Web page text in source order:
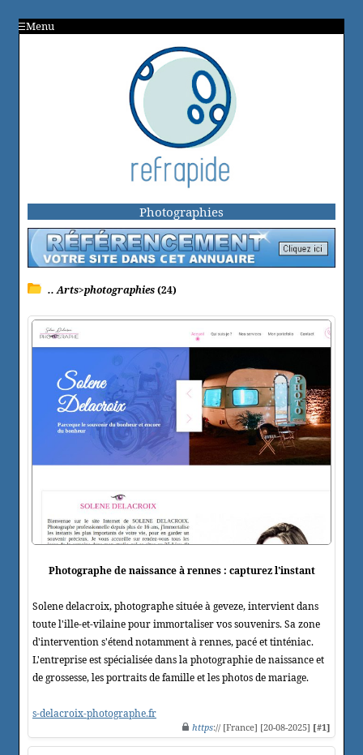
Menu
Photographies
.. Arts>photographies(24)
Photographe de naissance à rennes : capturez l'instant
Solene delacroix, photographe située à geveze, intervient dans
toute l'ille-et-vilaine pour immortaliser vos souvenirs. Sa zone
d'intervention s'étend notamment à rennes, pacé et tinténiac.
L'entreprise est spécialisée dans la photographie de naissance et
de grossesse, les portraits de famille et les photos de mariage.
s-delacroix-photographe.fr
https:// [France] [20-08-2025] [#1]